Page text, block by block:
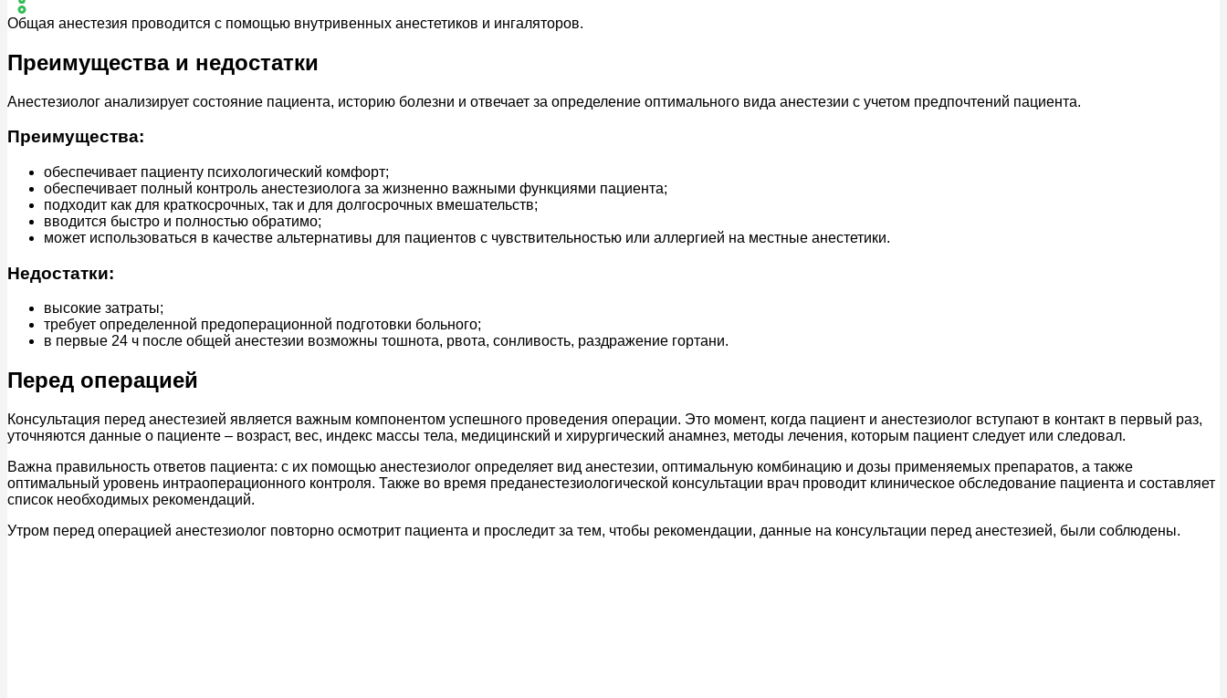
Общая анестезия проводится с помощью внутривенных анестетиков и ингаляторов.
Преимущества и недостатки
Анестезиолог анализирует состояние пациента, историю болезни и отвечает за определение оптимального вида анестезии с учетом предпочтений пациента.
Преимущества:
обеспечивает пациенту психологический комфорт;
обеспечивает полный контроль анестезиолога за жизненно важными функциями пациента;
подходит как для краткосрочных, так и для долгосрочных вмешательств;
вводится быстро и полностью обратимо;
может использоваться в качестве альтернативы для пациентов с чувствительностью или аллергией на местные анестетики.
Недостатки:
высокие затраты;
требует определенной предоперационной подготовки больного;
в первые 24 ч после общей анестезии возможны тошнота, рвота, сонливость, раздражение гортани.
Перед операцией
Консультация перед анестезией является важным компонентом успешного проведения операции. Это момент, когда пациент и анестезиолог вступают в контакт в первый раз,
уточняются данные о пациенте – возраст, вес, индекс массы тела, медицинский и хирургический анамнез, методы лечения, которым пациент следует или следовал.
Важна правильность ответов пациента: с их помощью анестезиолог определяет вид анестезии, оптимальную комбинацию и дозы применяемых препаратов, а также
оптимальный уровень интраоперационного контроля. Также во время преданестезиологической консультации врач проводит клиническое обследование пациента и составляет
список необходимых рекомендаций.
Утром перед операцией анестезиолог повторно осмотрит пациента и проследит за тем, чтобы рекомендации, данные на консультации перед анестезией, были соблюдены.